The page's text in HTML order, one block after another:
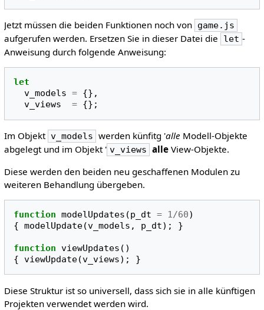
Jetzt müssen die beiden Funktionen noch von game.js
aufgerufen werden. Ersetzen Sie in dieser Datei die let -
Anweisung durch folgende Anweisung:
let
v_models = {},
v_views
= {};
Im Objekt v_models werden künfitg 'alle Modell-Objekte
abgelegt und im Objekt ' v_views alleView-Objekte.
Diese werden den beiden neu geschaffenen Modulen zu
weiteren Behandlung übergeben.
function modelUpdates (p_dt = 1/60)
{ modelUpdate(v_models , p_dt); }
function viewUpdates ()
{ viewUpdate(v_views); }
Diese Struktur ist so universell, dass sich sie in alle künftigen
Projekten verwendet werden wird.